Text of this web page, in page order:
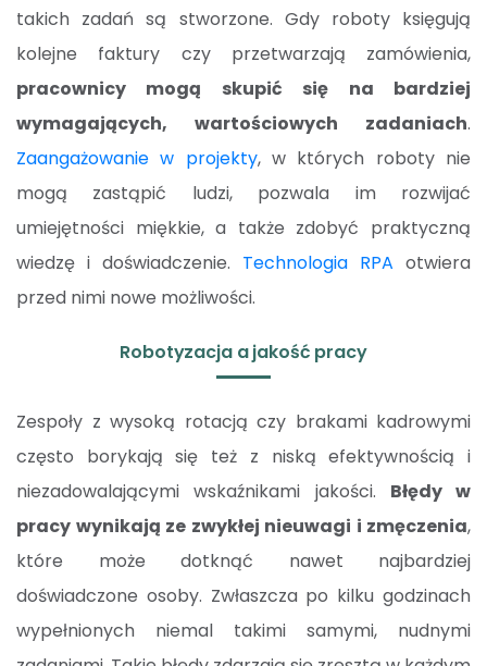
takich zadań są stworzone. Gdy roboty księgują
kolejne faktury czy przetwarzają zamówienia,
pracownicy mogą skupić się na bardziej
wymagających, wartościowych zadaniach.
Zaangażowanie w projekty, w których roboty nie
mogą zastąpić ludzi, pozwala im rozwijać
umiejętności miękkie, a także zdobyć praktyczną
wiedzę i doświadczenie. Technologia RPA otwiera
przed nimi nowe możliwości.
Robotyzacja a jakość pracy
Zespoły z wysoką rotacją czy brakami kadrowymi
często borykają się też z niską efektywnością i
niezadowalającymi wskaźnikami jakości. Błędy w
pracy wynikają ze zwykłej nieuwagi i zmęczenia,
które może dotknąć nawet najbardziej
doświadczone osoby. Zwłaszcza po kilku godzinach
wypełnionych niemal takimi samymi, nudnymi